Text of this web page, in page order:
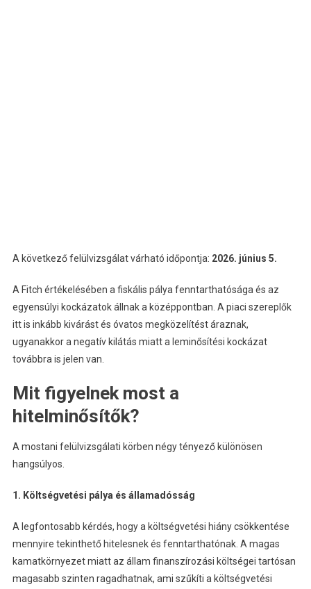
A következő felülvizsgálat várható időpontja: 2026. június 5.
A Fitch értékelésében a fiskális pálya fenntarthatósága és az
egyensúlyi kockázatok állnak a középpontban. A piaci szereplők
itt is inkább kivárást és óvatos megközelítést áraznak,
ugyanakkor a negatív kilátás miatt a leminősítési kockázat
továbbra is jelen van.
Mit figyelnek most a
hitelminősítők?
A mostani felülvizsgálati körben négy tényező különösen
hangsúlyos.
1. Költségvetési pálya és államadósság
A legfontosabb kérdés, hogy a költségvetési hiány csökkentése
mennyire tekinthető hitelesnek és fenntarthatónak. A magas
kamatkörnyezet miatt az állam finanszírozási költségei tartósan
magasabb szinten ragadhatnak, ami szűkíti a költségvetési